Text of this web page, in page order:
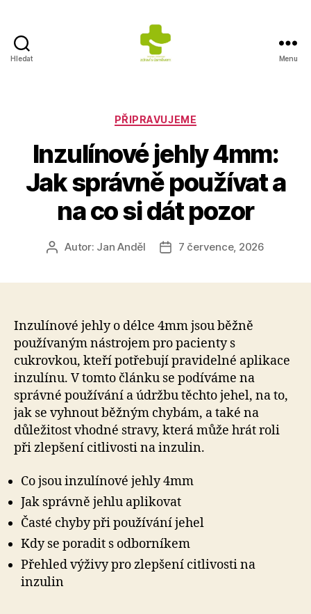
Hledat
místě
Menu
Rubriky
PŘIPRAVUJEME
Inzulínové jehly 4mm:
Jak správně používat a
na co si dát pozor
AutorAutor: Jan Anděl
Datum
7 července, 2026
Inzulínové jehly o délce 4mm jsou běžně
používaným nástrojem pro pacienty s
cukrovkou, kteří potřebují pravidelné aplikace
inzulínu. V tomto článku se podíváme na
správné používání a údržbu těchto jehel, na to,
jak se vyhnout běžným chybám, a také na
důležitost vhodné stravy, která může hrát roli
při zlepšení citlivosti na inzulin.
Co jsou inzulínové jehly 4mm
Jak správně jehlu aplikovat
Časté chyby při používání jehel
Kdy se poradit s odborníkem
Přehled výživy pro zlepšení citlivosti na
inzulin